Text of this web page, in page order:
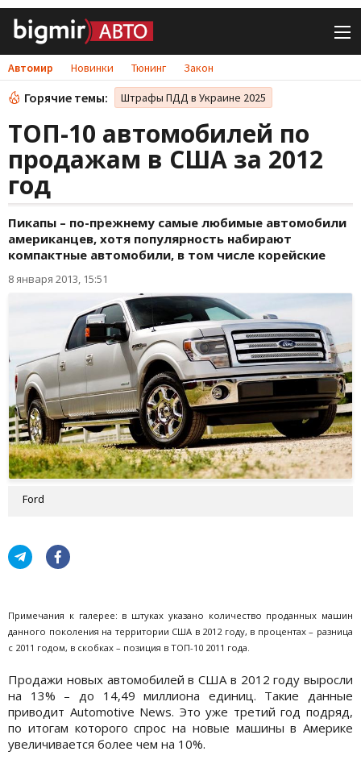
Автомир Новинки Тюнинг Закон
Горячие темы: Штрафы ПДД в Украине 2025
ТОП-10 автомобилей по
продажам в США за 2012
год
Пикапы – по-прежнему самые любимые автомобили
американцев, хотя популярность набирают
компактные автомобили, в том числе корейские
8 января 2013, 15:51
Ford
Примечания к галерее: в штуках указано количество проданных машин
данного поколения на территории США в 2012 году, в процентах – разница
с 2011 годом, в скобках – позиция в ТОП-10 2011 года.
Продажи новых автомобилей в США в 2012 году выросли
на 13% – до 14,49 миллиона единиц. Такие данные
приводит Automotive News. Это уже третий год подряд,
по итогам которого спрос на новые машины в Америке
увеличивается более чем на 10%.